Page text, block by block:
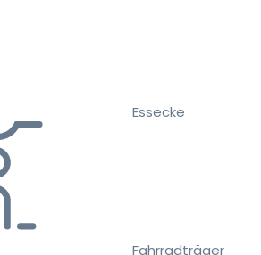
Essecke
Fahrradträger